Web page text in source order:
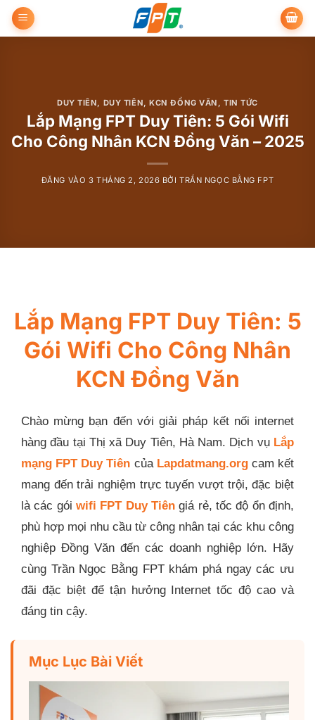
qua
DUY TIÊN DUY TIÊN ,KCN ĐỒNG VĂN ,TIN TỨC
Lắp Mạng FPT Duy Tiên: 5 Gói Wifi
Cho Công Nhân KCN Đồng Văn – 2025
ĐĂNG VÀO 3 THÁNG 2, 2026 BỞITRẦN NGỌC BẰNG FPT
Lắp Mạng FPT Duy Tiên: 5
Gói Wifi Cho Công Nhân
KCN Đồng Văn
Chào mừng bạn đến với giải pháp kết nối internet
hàng đầu tại Thị xã Duy Tiên, Hà Nam. Dịch vụ Lắp
mạng FPT Duy Tiên của Lapdatmang.orgcam kết
mang đến trải nghiệm trực tuyến vượt trội, đặc biệt
là các gói wifi FPT Duy Tiên giá rẻ, tốc độ ổn định,
phù hợp mọi nhu cầu từ công nhân tại các khu công
nghiệp Đồng Văn đến các doanh nghiệp lớn. Hãy
cùng Trần Ngọc Bằng FPT khám phá ngay các ưu
đãi đặc biệt để tận hưởng Internet tốc độ cao và
đáng tin cậy.
Mục Lục Bài Viết